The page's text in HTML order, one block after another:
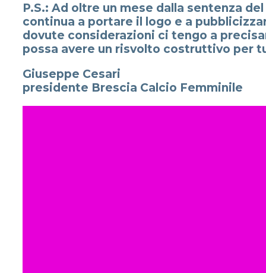
P.S.: Ad oltre un mese dalla sentenza
continua a portare il logo e a
dovute considerazioni ci tengo a
possa avere un risvolto costruttivo per
Giuseppe Cesari
presidente Brescia Calcio Femminile